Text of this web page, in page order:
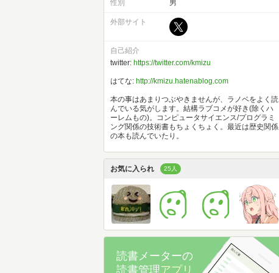
性別 男
外部サイト
自己紹介
twitter: https://twitter.com/kmizu
はてな: http://kmizu.hatenablog.com
本の事はあまりつぶやきませんが、ラノベをよく読
んでいる気がします。結構ラブコメが好き(除くハ
ーレムもの)。コンピュータサイエンス/プログラミ
ング関係の技術書もちょくちょく。最近は歴史関係
の本も読んでいたり。
お気に入られ 25人
読書メーターの
読書管理アプリ